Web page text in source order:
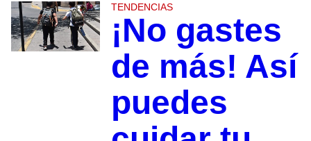
TENDENCIAS
¡No gastes
de más! Así
puedes